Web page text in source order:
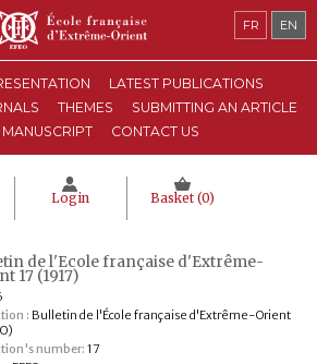
LATEST PUBLICATIONS
THEMES
SUBMITTING AN ARTICLE
CONTACT US
Login Basket (0)
FR EN
de l'Ecole française d'Extrême-
17 (1917)
: Bulletin de l'École française d'Extrême-Orient
number: 17